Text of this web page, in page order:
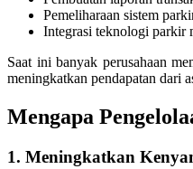
Pemeliharaan sistem
Integrasi teknologi parkir
Saat ini banyak perusahaan
meningkatkan pendapatan dari
Mengapa
1. Meningkatkan